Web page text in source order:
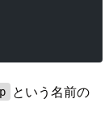
という名前の